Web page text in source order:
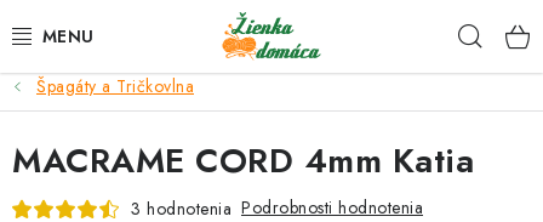
na
NOVINKY*
KLBKÁ
Špagáty a Tričkovlna
MACRAME CORD 4mm Katia
3 hodnotenia Podrobnosti hodnotenia